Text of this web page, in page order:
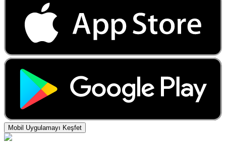
Mobil Uygulamayı Keşfet